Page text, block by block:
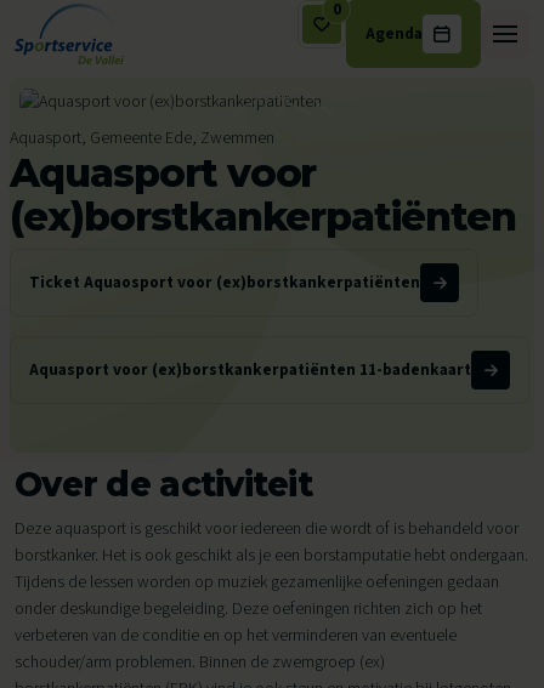
Ga naar de inhoud
0
Agenda
Aquasport, Gemeente Ede, Zwemmen
Aquasport voor
(ex)borstkankerpatiënten
Ticket Aquaosport voor (ex)borstkankerpatiënten
Aquasport voor (ex)borstkankerpatiënten 11-badenkaart
Over de activiteit
Deze aquasport is geschikt voor iedereen die wordt of is behandeld voor
borstkanker. Het is ook geschikt als je een borstamputatie hebt ondergaan.
Tijdens de lessen worden op muziek gezamenlijke oefeningen gedaan
onder deskundige begeleiding. Deze oefeningen richten zich op het
verbeteren van de conditie en op het verminderen van eventuele
schouder/arm problemen. Binnen de zwemgroep (ex)